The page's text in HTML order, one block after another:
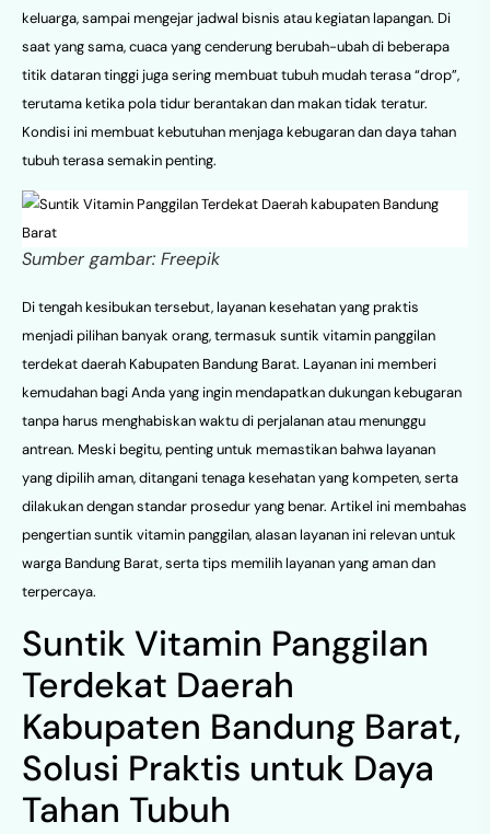
keluarga, sampai mengejar jadwal bisnis atau kegiatan lapangan. Di
saat yang sama, cuaca yang cenderung berubah-ubah di beberapa
titik dataran tinggi juga sering membuat tubuh mudah terasa “drop”,
terutama ketika pola tidur berantakan dan makan tidak teratur.
Kondisi ini membuat kebutuhan menjaga kebugaran dan daya tahan
tubuh terasa semakin penting.
Sumber gambar: Freepik
Di tengah kesibukan tersebut, layanan kesehatan yang praktis
menjadi pilihan banyak orang, termasuk suntik vitamin panggilan
terdekat daerah Kabupaten Bandung Barat. Layanan ini memberi
kemudahan bagi Anda yang ingin mendapatkan dukungan kebugaran
tanpa harus menghabiskan waktu di perjalanan atau menunggu
antrean. Meski begitu, penting untuk memastikan bahwa layanan
yang dipilih aman, ditangani tenaga kesehatan yang kompeten, serta
dilakukan dengan standar prosedur yang benar. Artikel ini membahas
pengertian suntik vitamin panggilan, alasan layanan ini relevan untuk
warga Bandung Barat, serta tips memilih layanan yang aman dan
terpercaya.
Suntik Vitamin Panggilan
Terdekat Daerah
Kabupaten Bandung Barat,
Solusi Praktis untuk Daya
Tahan Tubuh